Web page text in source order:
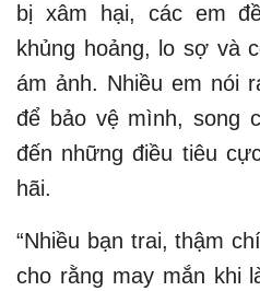
bị xâm hại, các em
khủng hoảng, lo sợ và
ám ảnh. Nhiều em nói
để bảo vệ mình, song
đến những điều tiêu
hãi.
“Nhiều bạn trai, thậm
cho rằng may mắn khi